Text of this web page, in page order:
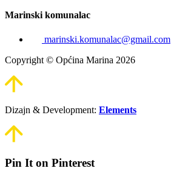
Marinski komunalac
marinski.komunalac@gmail.com
Copyright © Općina Marina 2026
Dizajn & Development: Elements
Pin It on Pinterest